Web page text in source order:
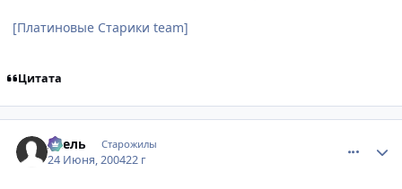
[Платиновые Старики team]
Цитата
Асель Старожилы
24 Июня, 200422 г